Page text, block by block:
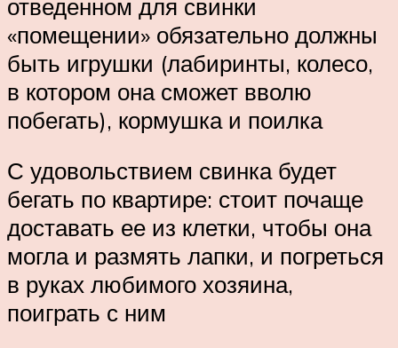
отведенном для свинки
«помещении» обязательно должны
быть игрушки (лабиринты, колесо,
в котором она сможет вволю
побегать), кормушка и поилка
С удовольствием свинка будет
бегать по квартире: стоит почаще
доставать ее из клетки, чтобы она
могла и размять лапки, и погреться
в руках любимого хозяина,
поиграть с ним